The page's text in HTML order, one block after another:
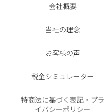
会社概要
当社の理念
お客様の声
税金シミュレーター
特商法に基づく表記・プラ
イバシーポリシー